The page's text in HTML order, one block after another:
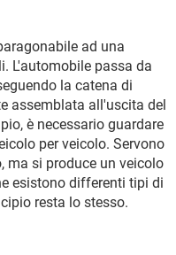
ad una
L'automobile passa da
la catena di
assemblata all'uscita del
è necessario guardare
per veicolo. Servono
ma si produce un veicolo
esistono differenti tipi di
resta lo stesso.